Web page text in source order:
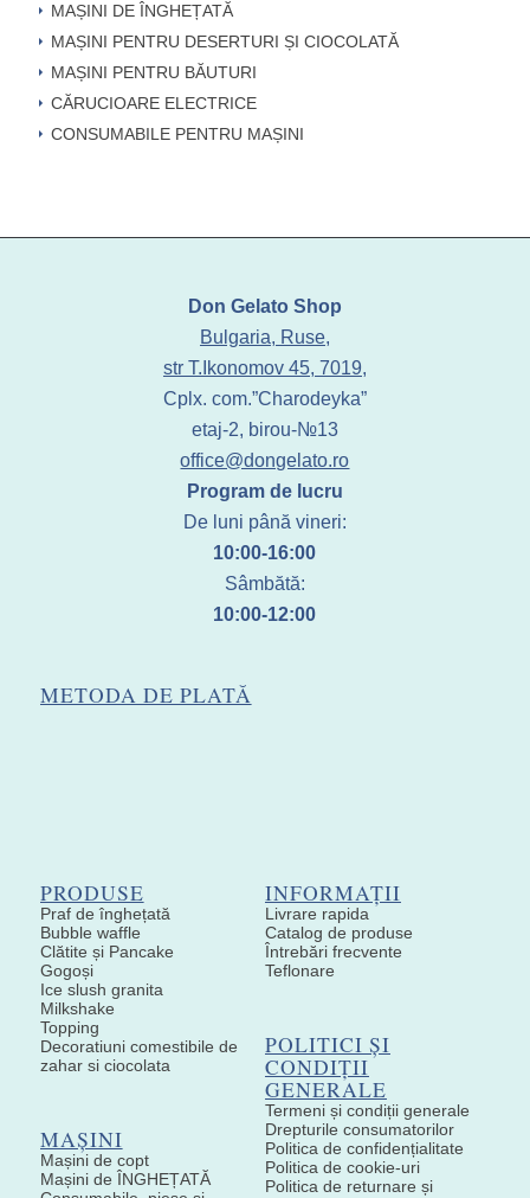
MAȘINI DE ÎNGHEȚATĂ
MAȘINI PENTRU DESERTURI ȘI CIOCOLATĂ
MAȘINI PENTRU BĂUTURI
CĂRUCIOARE ELECTRICE
CONSUMABILE PENTRU MAȘINI
Don Gelato Shop
Bulgaria, Ruse,
str T.Ikonomov 45, 7019,
Cplx. com.”Charodeyka”
etaj-2, birou-№13
office@dongelato.ro
Program de lucru
De luni până vineri:
10:00-16:00
Sâmbătă:
10:00-12:00
METODA DE PLATĂ
PRODUSE
Praf de înghețată
Bubble waffle
Clătite și Pancake
Gogoși
Ice slush granita
Milkshake
Topping
Decoratiuni comestibile de
zahar si ciocolata
MAȘINI
Mașini de copt
Mașini de ÎNGHEȚATĂ
INFORMAȚII
Livrare rapida
Catalog de produse
Întrebări frecvente
Teflonare
POLITICI ȘI
CONDIȚII
GENERALE
Termeni și condiții generale
Drepturile consumatorilor
Politica de confidențialitate
Politica de cookie-uri
Politica de returnare și